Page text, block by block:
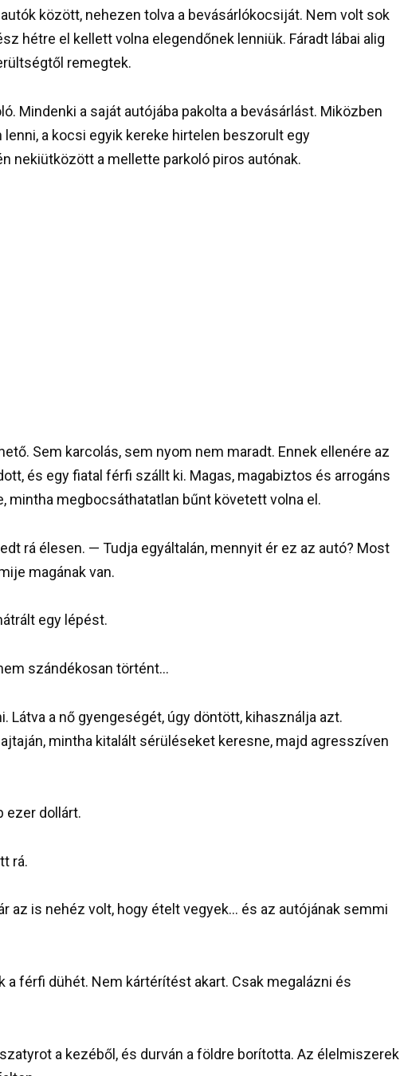
között, nehezen tolva a bevásárlókocsiját. Nem volt sok
hétre el kellett volna elegendőnek lenniük. Fáradt lábai alig
remegtek.
Mindenki a saját autójába pakolta a bevásárlást. Miközben
a kocsi egyik kereke hirtelen beszorult egy
nekiütközött a mellette parkoló piros autónak.
Sem karcolás, sem nyom nem maradt. Ennek ellenére az
és egy fiatal férfi szállt ki. Magas, magabiztos és arrogáns
mintha megbocsáthatatlan bűnt követett volna el.
rá élesen. — Tudja egyáltalán, mennyit ér ez az autó? Most
magának van.
egy lépést.
szándékosan történt…
Látva a nő gyengeségét, úgy döntött, kihasználja azt.
mintha kitalált sérüléseket keresne, majd agresszíven
ezer dollárt.
rá.
az is nehéz volt, hogy ételt vegyek… és az autójának semmi
a férfi dühét. Nem kártérítést akart. Csak megalázni és
a kezéből, és durván a földre borította. Az élelmiszerek